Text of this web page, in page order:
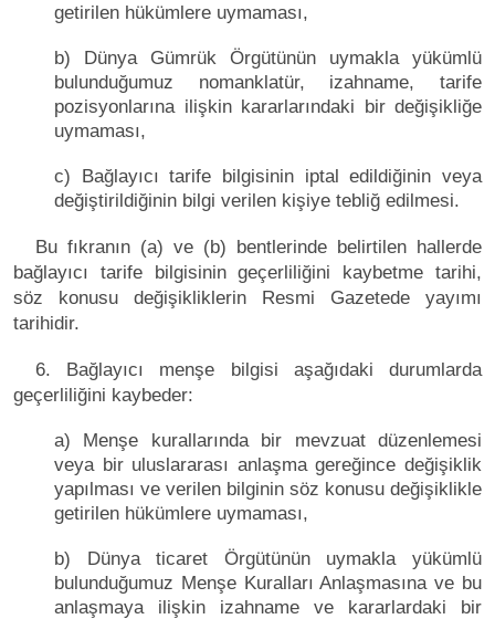
getirilen hükümlere uymaması,
b) Dünya Gümrük Örgütünün uymakla yükümlü
bulunduğumuz nomanklatür, izahname, tarife
pozisyonlarına ilişkin kararlarındaki bir değişikliğe
uymaması,
c) Bağlayıcı tarife bilgisinin iptal edildiğinin veya
değiştirildiğinin bilgi verilen kişiye tebliğ edilmesi.
Bu fıkranın (a) ve (b) bentlerinde belirtilen hallerde
bağlayıcı tarife bilgisinin geçerliliğini kaybetme tarihi,
söz konusu değişikliklerin Resmi Gazetede yayımı
tarihidir.
6. Bağlayıcı menşe bilgisi aşağıdaki durumlarda
geçerliliğini kaybeder:
a) Menşe kurallarında bir mevzuat düzenlemesi
veya bir uluslararası anlaşma gereğince değişiklik
yapılması ve verilen bilginin söz konusu değişiklikle
getirilen hükümlere uymaması,
b) Dünya ticaret Örgütünün uymakla yükümlü
bulunduğumuz Menşe Kuralları Anlaşmasına ve bu
anlaşmaya ilişkin izahname ve kararlardaki bir